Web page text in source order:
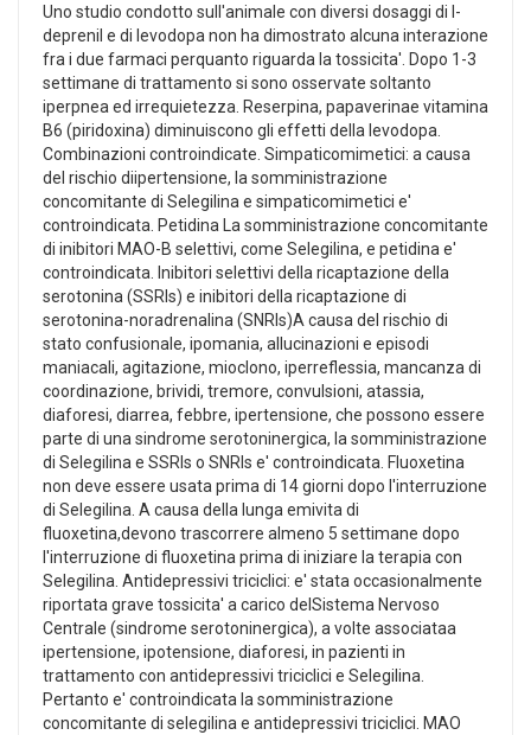
Uno studio condotto sull'animale con diversi dosaggi di l-
deprenil e di levodopa non ha dimostrato alcuna interazione
fra i due farmaci perquanto riguarda la tossicita'. Dopo 1-3
settimane di trattamento si sono osservate soltanto
iperpnea ed irrequietezza. Reserpina, papaverinae vitamina
B6 (piridoxina) diminuiscono gli effetti della levodopa.
Combinazioni controindicate. Simpaticomimetici: a causa
del rischio diipertensione, la somministrazione
concomitante di Selegilina e simpaticomimetici e'
controindicata. Petidina La somministrazione concomitante
di inibitori MAO-B selettivi, come Selegilina, e petidina e'
controindicata. Inibitori selettivi della ricaptazione della
serotonina (SSRIs) e inibitori della ricaptazione di
serotonina-noradrenalina (SNRIs)A causa del rischio di
stato confusionale, ipomania, allucinazioni e episodi
maniacali, agitazione, mioclono, iperreflessia, mancanza di
coordinazione, brividi, tremore, convulsioni, atassia,
diaforesi, diarrea, febbre, ipertensione, che possono essere
parte di una sindrome serotoninergica, la somministrazione
di Selegilina e SSRIs o SNRIs e' controindicata. Fluoxetina
non deve essere usata prima di 14 giorni dopo l'interruzione
di Selegilina. A causa della lunga emivita di
fluoxetina,devono trascorrere almeno 5 settimane dopo
l'interruzione di fluoxetina prima di iniziare la terapia con
Selegilina. Antidepressivi triciclici: e' stata occasionalmente
riportata grave tossicita' a carico delSistema Nervoso
Centrale (sindrome serotoninergica), a volte associataa
ipertensione, ipotensione, diaforesi, in pazienti in
trattamento con antidepressivi triciclici e Selegilina.
Pertanto e' controindicata la somministrazione
concomitante di selegilina e antidepressivi triciclici. MAO